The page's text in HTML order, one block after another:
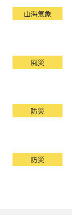
山海氣象
風災
防災
防災